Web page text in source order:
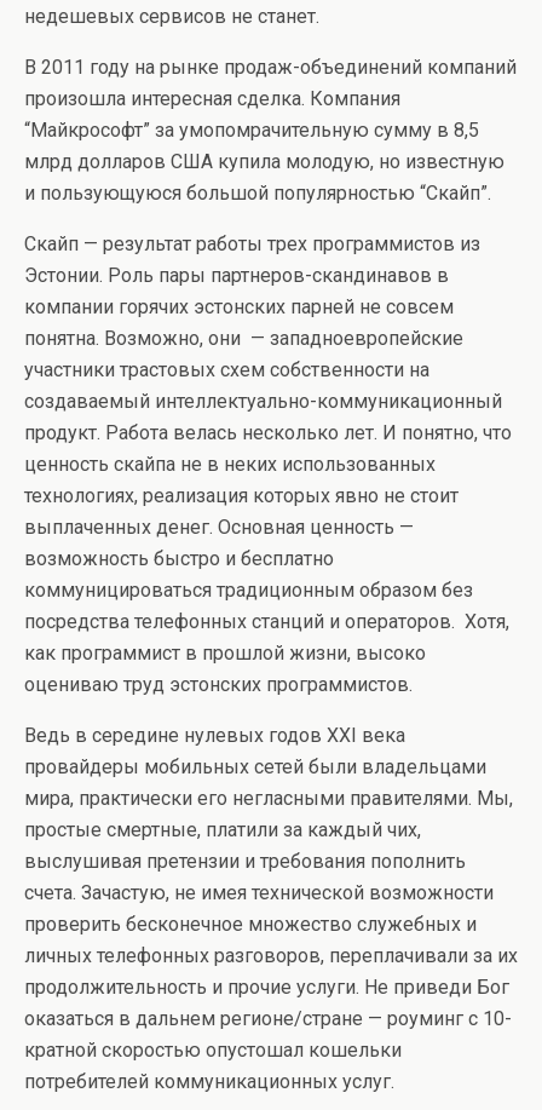
недешевых сервисов не станет.
В 2011 году на рынке продаж-объединений компаний
произошла интересная сделка. Компания
“Майкрософт” за умопомрачительную сумму в 8,5
млрд долларов США купила молодую, но известную
и пользующуюся большой популярностью “Скайп”.
Скайп — результат работы трех программистов из
Эстонии. Роль пары партнеров-скандинавов в
компании горячих эстонских парней не совсем
понятна. Возможно, они — западноевропейские
участники трастовых схем собственности на
создаваемый интеллектуально-коммуникационный
продукт. Работа велась несколько лет. И понятно, что
ценность скайпа не в неких использованных
технологиях, реализация которых явно не стоит
выплаченных денег. Основная ценность —
возможность быстро и бесплатно
коммуницироваться традиционным образом без
посредства телефонных станций и операторов. Хотя,
как программист в прошлой жизни, высоко
оцениваю труд эстонских программистов.
Ведь в середине нулевых годов ХХI века
провайдеры мобильных сетей были владельцами
мира, практически его негласными правителями. Мы,
простые смертные, платили за каждый чих,
выслушивая претензии и требования пополнить
счета. Зачастую, не имея технической возможности
проверить бесконечное множество служебных и
личных телефонных разговоров, переплачивали за их
продолжительность и прочие услуги. Не приведи Бог
оказаться в дальнем регионе/стране — роуминг с 10-
кратной скоростью опустошал кошельки
потребителей коммуникационных услуг.